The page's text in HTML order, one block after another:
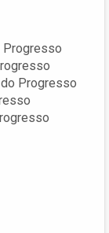
Progresso
Progresso